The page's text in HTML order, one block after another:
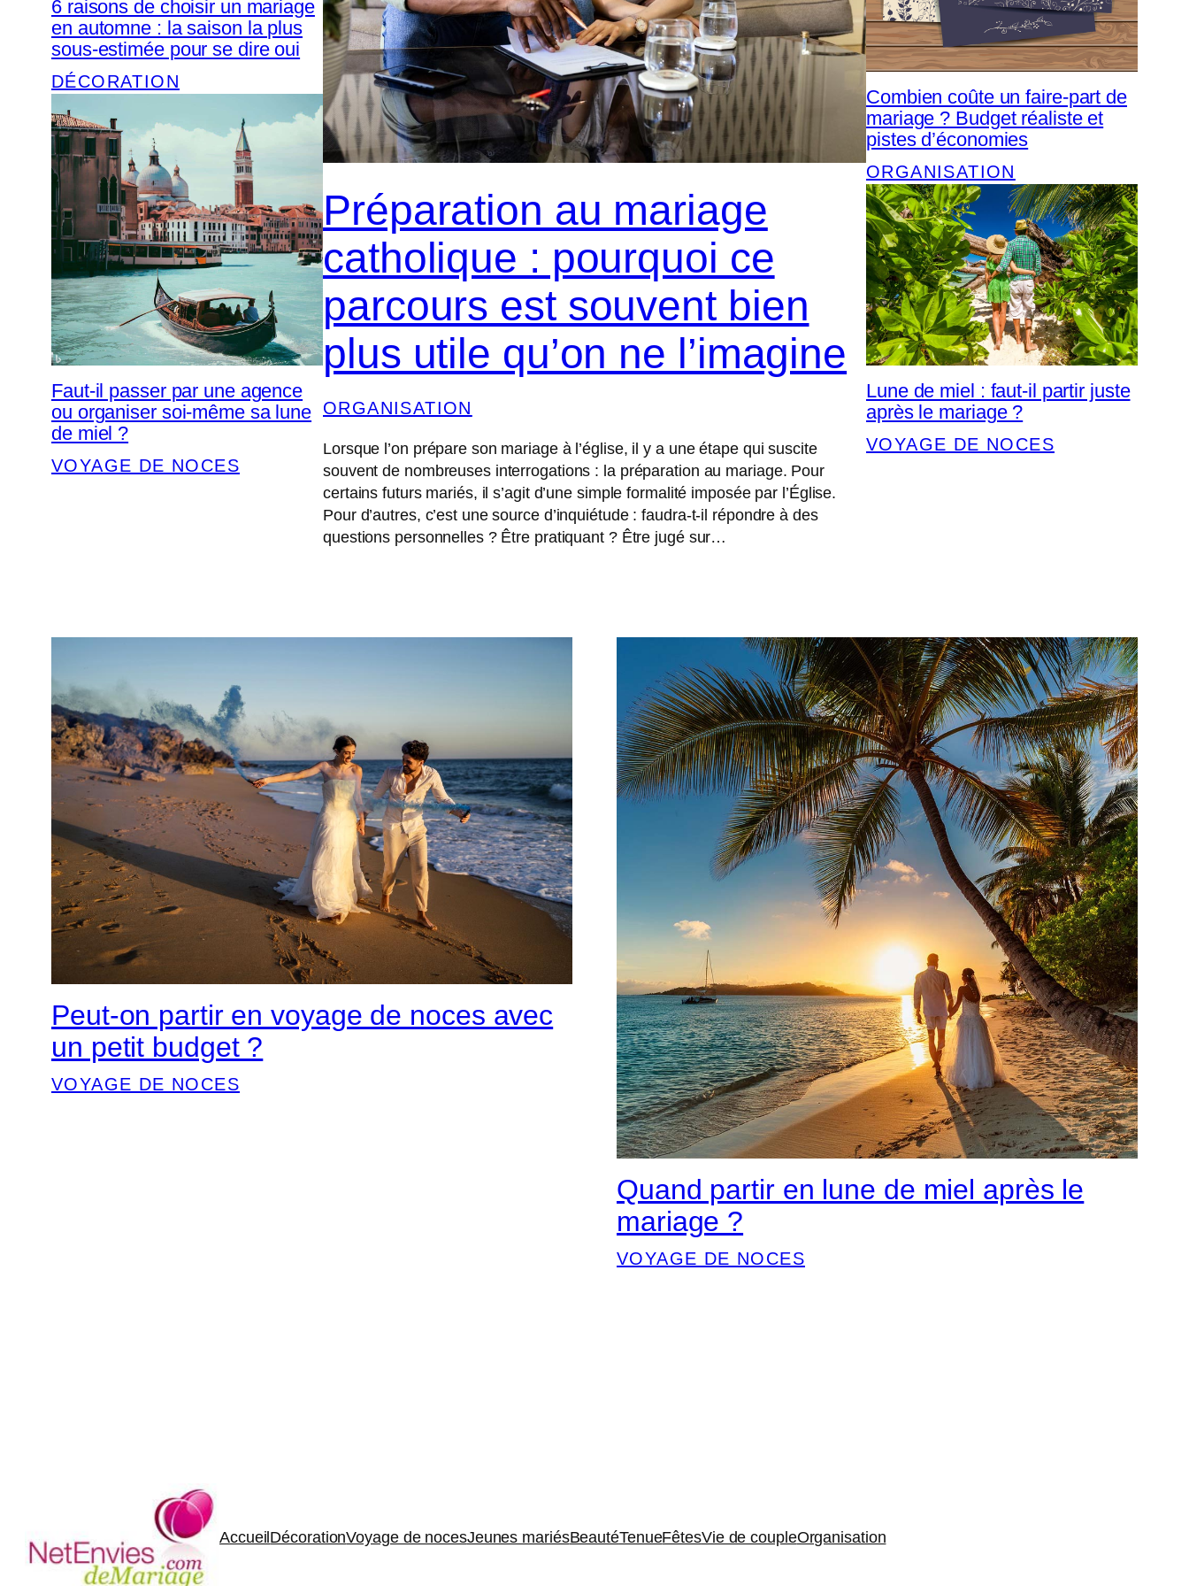
6 raisons de choisir un mariage
en automne : la saison la plus
sous-estimée pour se dire oui
DÉCORATION
Faut-il passer par une agence
ou organiser soi-même sa lune
de miel ?
VOYAGE DE NOCES
Préparation au mariage
catholique : pourquoi ce
parcours est souvent bien
plus utile qu’on ne l’imagine
ORGANISATION
Lorsque l’on prépare son mariage à l’église, il y a une étape qui suscite
souvent de nombreuses interrogations : la préparation au mariage. Pour
certains futurs mariés, il s’agit d’une simple formalité imposée par l’Église.
Pour d’autres, c’est une source d’inquiétude : faudra-t-il répondre à des
questions personnelles ? Être pratiquant ? Être jugé sur…
Combien coûte un faire-part de
mariage ? Budget réaliste et
pistes d’économies
ORGANISATION
Lune de miel : faut-il partir juste
après le mariage ?
VOYAGE DE NOCES
Peut-on partir en voyage de noces avec
un petit budget ?
VOYAGE DE NOCES
Quand partir en lune de miel après le
mariage ?
VOYAGE DE NOCES
Accueil DécorationVoyage de nocesJeunes mariésBeautéTenueFêtesVie de coupleOrganisation